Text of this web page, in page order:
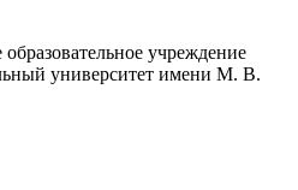
учреждение
университет имени М. В.